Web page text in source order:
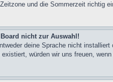
und die Sommerzeit richtig
nicht zur Auswahl!
deine Sprache nicht
würden wir uns freuen,